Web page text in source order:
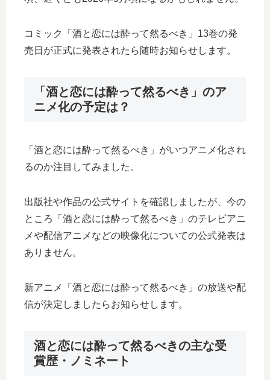
コミック「酒と恋には酔って然るべき」13巻の発
売日が正式に発表されたら随時お知らせします。
「酒と恋には酔って然るべき」のア
ニメ化の予定は？
「酒と恋には酔って然るべき」がいつアニメ化され
るのか注目してみました。
出版社や作品の公式サイトを確認しましたが、今の
ところ「酒と恋には酔って然るべき」のテレビアニ
メや配信アニメなどの映像化についての公式発表は
ありません。
新アニメ「酒と恋には酔って然るべき」の放送や配
信が決定しましたらお知らせします。
酒と恋には酔って然るべきの主な受
賞歴・ノミネート